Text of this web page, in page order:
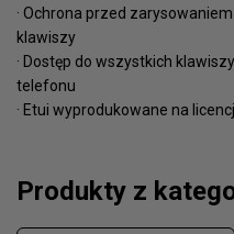
· Ochrona przed
klawiszy
· Dostęp do wszystkich
telefonu
· Etui wyprodukowane na
Produkty z